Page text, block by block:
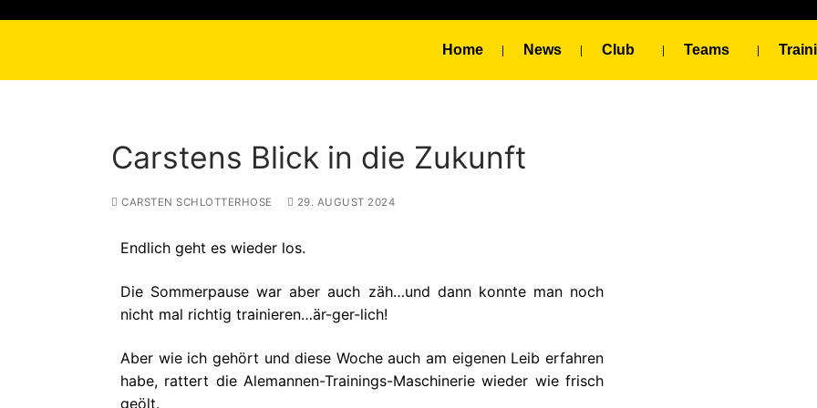
Home News Club Teams
Carstens Blick in die Zukunft
CARSTEN SCHLOTTERHOSE 29. AUGUST 2024
Endlich geht es wieder los.
Die Sommerpause war aber auch zäh…und dann konnte man noch
nicht mal richtig trainieren…är-ger-lich!
Aber wie ich gehört und diese Woche auch am eigenen Leib erfahren
habe, rattert die Alemannen-Trainings-Maschinerie wieder wie frisch
geölt.